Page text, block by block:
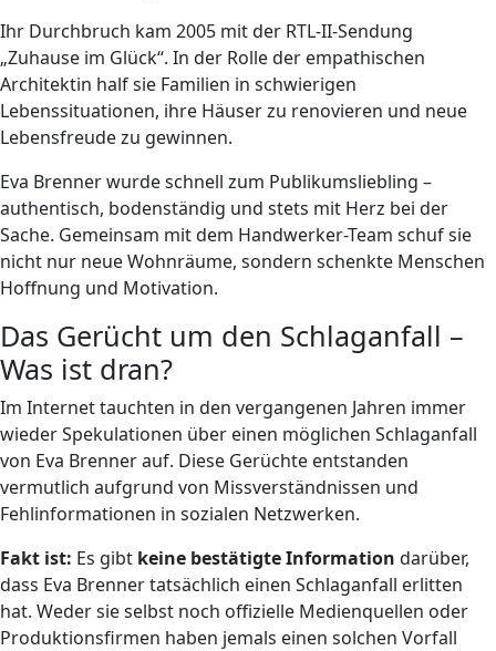
Ihr Durchbruch kam 2005 mit der RTL-II-Sendung
„Zuhause im Glück“. In der Rolle der empathischen
Architektin half sie Familien in schwierigen
Lebenssituationen, ihre Häuser zu renovieren und neue
Lebensfreude zu gewinnen.
Eva Brenner wurde schnell zum Publikumsliebling –
authentisch, bodenständig und stets mit Herz bei der
Sache. Gemeinsam mit dem Handwerker-Team schuf sie
nicht nur neue Wohnräume, sondern schenkte Menschen
Hoffnung und Motivation.
Das Gerücht um den Schlaganfall –
Was ist dran?
Im Internet tauchten in den vergangenen Jahren immer
wieder Spekulationen über einen möglichen Schlaganfall
von Eva Brenner auf. Diese Gerüchte entstanden
vermutlich aufgrund von Missverständnissen und
Fehlinformationen in sozialen Netzwerken.
Fakt ist: Es gibt keine bestätigte Information darüber,
dass Eva Brenner tatsächlich einen Schlaganfall erlitten
hat. Weder sie selbst noch offizielle Medienquellen oder
Produktionsfirmen haben jemals einen solchen Vorfall